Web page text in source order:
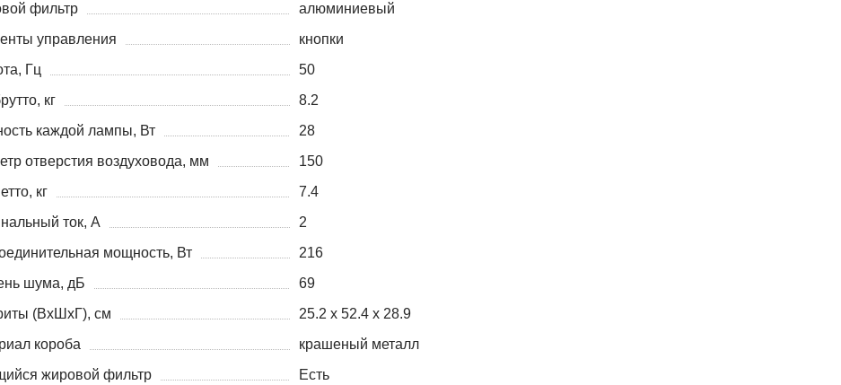
фильтр
алюминиевый
управления
кнопки
Гц
50
кг
8.2
каждой лампы, Вт
28
отверстия воздуховода, мм
150
кг
7.4
ток, А
2
мощность, Вт
216
шума, дБ
69
(ВхШхГ), см
25.2 x 52.4 x 28.9
короба
крашеный металл
жировой фильтр
Есть